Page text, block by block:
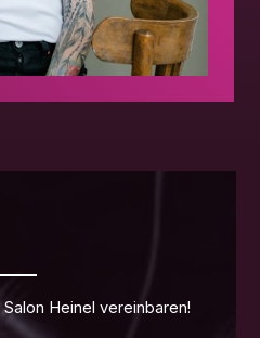
Heinel vereinbaren!